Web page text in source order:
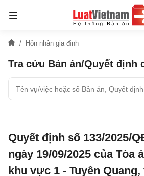
Hôn nhân gia đình
Tra cứu Bản án/Quyết định
Quyết định số 133/2025/
ngày 19/09/2025 của Tòa
khu vực 1 - Tuyên Quang,